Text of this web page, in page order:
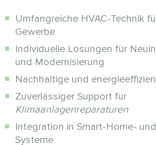
Umfangreiche HVAC-Technik
Gewerbe
Individuelle Lösungen für
und Modernisierung
Nachhaltige und
Zuverlässiger Support für
Klimaanlagenreparaturen
Integration in Smart-Home-
Systeme